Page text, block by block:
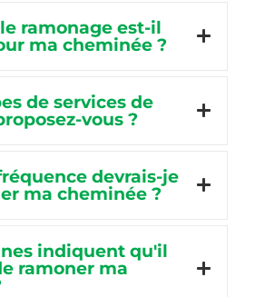
ramonage est-il
ma cheminée ?
de services de
vous ?
devrais-je
ma cheminée ?
indiquent qu'il
ramoner ma